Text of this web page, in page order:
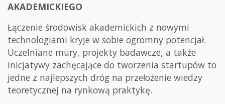
AKADEMICKIEGO
Łączenie środowisk akademickich z nowymi
technologiami kryje w sobie ogromny potencjał.
Uczelniane mury, projekty badawcze, a także
inicjatywy zachęcające do tworzenia startupów to
jedne z najlepszych dróg na przełożenie wiedzy
teoretycznej na rynkową praktykę.